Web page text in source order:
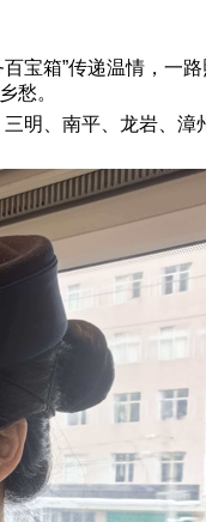
宝箱”传递温情，一
愁。
明、南平、龙岩、